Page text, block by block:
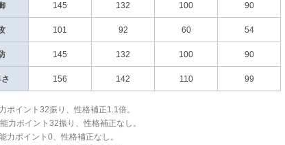
145 132 100 90
101 92 60 54
145 132 100 90
156 142 110 99
ポイント32振り、性格補正1.1倍。
力ポイント32振り、性格補正なし。
力ポイント0、性格補正なし。